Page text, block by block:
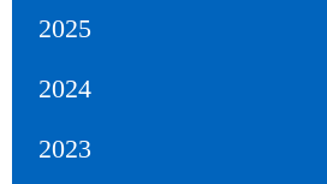
2025
2024
2023